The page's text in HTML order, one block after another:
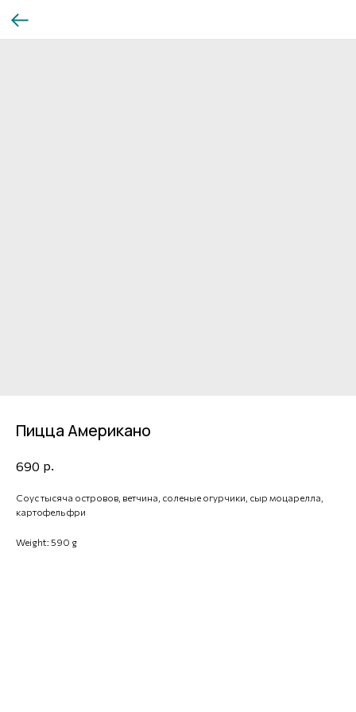
Пицца Американо
690 р.
Соус тысяча островов, ветчина, соленые огурчики, сыр моцарелла,
картофель фри
Weight: 590 g